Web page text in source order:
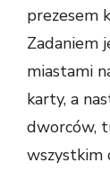
prezesem
Zadaniem
miastami
karty, a
dworców,
wszystkim